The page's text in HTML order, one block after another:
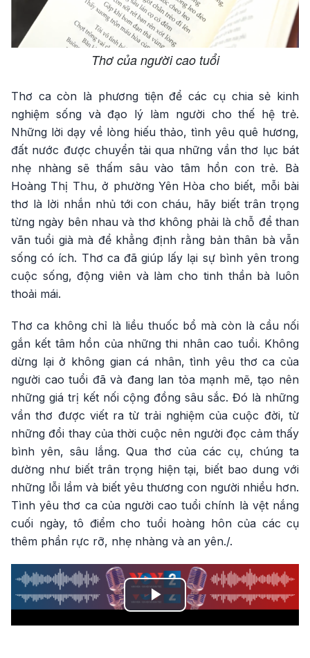
Thơ của người cao tuổi
Thơ ca còn là phương tiện để các cụ chia sẻ kinh
nghiệm sống và đạo lý làm người cho thế hệ trẻ.
Những lời dạy về lòng hiếu thảo, tình yêu quê hương,
đất nước được chuyển tải qua những vần thơ lục bát
nhẹ nhàng sẽ thấm sâu vào tâm hồn con trẻ. Bà
Hoàng Thị Thu, ở phường Yên Hòa cho biết, mỗi bài
thơ là lời nhắn nhủ tới con cháu, hãy biết trân trọng
từng ngày bên nhau và thơ không phải là chỗ để than
vãn tuổi già mà để khẳng định rằng bản thân bà vẫn
sống có ích. Thơ ca đã giúp lấy lại sự bình yên trong
cuộc sống, động viên và làm cho tinh thần bà luôn
thoải mái.
Thơ ca không chỉ là liều thuốc bổ mà còn là cầu nối
gắn kết tâm hồn của những thi nhân cao tuổi. Không
dừng lại ở không gian cá nhân, tình yêu thơ ca của
người cao tuổi đã và đang lan tỏa mạnh mẽ, tạo nên
những giá trị kết nối cộng đồng sâu sắc. Đó là những
vần thơ được viết ra từ trải nghiệm của cuộc đời, từ
những đổi thay của thời cuộc nên người đọc cảm thấy
bình yên, sâu lắng. Qua thơ của các cụ, chúng ta
dường như biết trân trọng hiện tại, biết bao dung với
những lỗi lầm và biết yêu thương con người nhiều hơn.
Tình yêu thơ ca của người cao tuổi chính là vệt nắng
cuối ngày, tô điểm cho tuổi hoàng hôn của các cụ
thêm phần rực rỡ, nhẹ nhàng và an yên./.
Play